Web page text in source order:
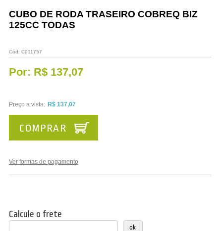
Promoções
CUBO DE RODA TRASEIRO COBREQ BIZ
125CC TODAS
Cód: C011757
Por: R$ 137,07
Preço a vista: R$ 137,07
Ver formas de pagamento
COMPRAR
Calcule o frete